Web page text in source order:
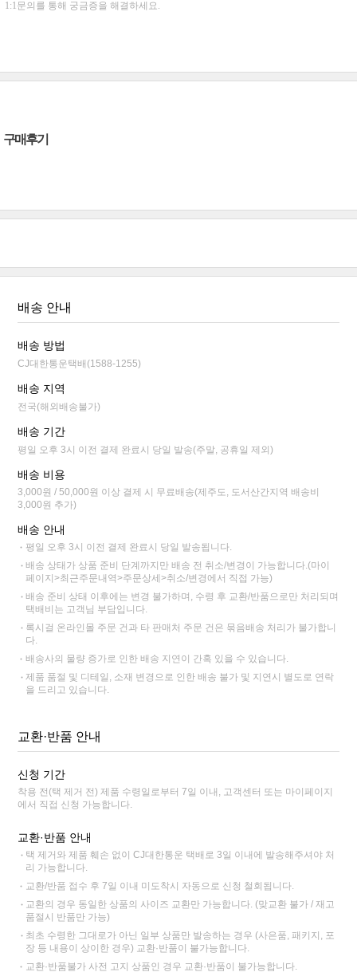
1:1문의를 통해 궁금증을 해결하세요.
구매후기
배송 안내
배송 방법
CJ대한통운택배(1588-1255)
배송 지역
전국(해외배송불가)
배송 기간
평일 오후 3시 이전 결제 완료시 당일 발송(주말, 공휴일 제외)
배송 비용
3,000원 / 50,000원 이상 결제 시 무료배송(제주도, 도서산간지역 배송비
3,000원 추가)
배송 안내
평일 오후 3시 이전 결제 완료시 당일 발송됩니다.
배송 상태가 상품 준비 단계까지만 배송 전 취소/변경이 가능합니다.(마이
페이지>최근주문내역>주문상세>취소/변경에서 직접 가능)
배송 준비 상태 이후에는 변경 불가하며, 수령 후 교환/반품으로만 처리되며
택배비는 고객님 부담입니다.
록시걸 온라인몰 주문 건과 타 판매처 주문 건은 묶음배송 처리가 불가합니
다.
배송사의 물량 증가로 인한 배송 지연이 간혹 있을 수 있습니다.
제품 품절 및 디테일, 소재 변경으로 인한 배송 불가 및 지연시 별도로 연락
을 드리고 있습니다.
교환·반품 안내
신청 기간
착용 전(택 제거 전) 제품 수령일로부터 7일 이내, 고객센터 또는 마이페이지
에서 직접 신청 가능합니다.
교환·반품 안내
택 제거와 제품 훼손 없이 CJ대한통운 택배로 3일 이내에 발송해주셔야 처
리 가능합니다.
교환/반품 접수 후 7일 이내 미도착시 자동으로 신청 철회됩니다.
교환의 경우 동일한 상품의 사이즈 교환만 가능합니다. (맞교환 불가 / 재고
품절시 반품만 가능)
최초 수령한 그대로가 아닌 일부 상품만 발송하는 경우 (사은품, 패키지, 포
장 등 내용이 상이한 경우) 교환·반품이 불가능합니다.
교환·반품불가 사전 고지 상품인 경우 교환·반품이 불가능합니다.